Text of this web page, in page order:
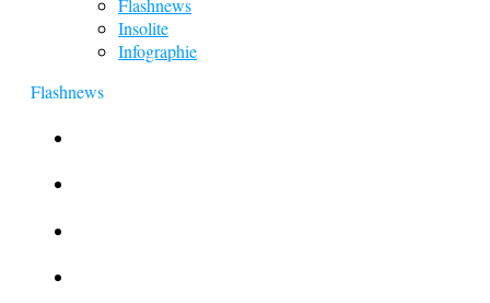
Flashnews
Insolite
Infographie
Flashnews